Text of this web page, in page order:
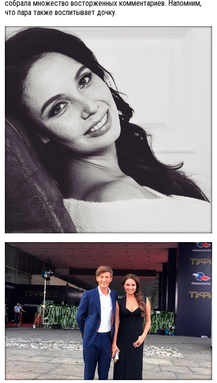
собрала множество восторженных комментариев. Напомним,
что пара также воспитывает дочку.